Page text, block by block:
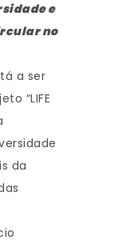
e
no
a ser
“LIFE
da